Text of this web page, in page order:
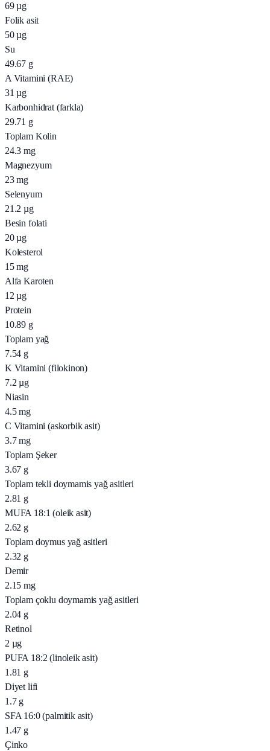
69 µg
Folik asit
50 µg
Su
49.67 g
A Vitamini (RAE)
31 µg
Karbonhidrat (farkla)
29.71 g
Toplam Kolin
24.3 mg
Magnezyum
23 mg
Selenyum
21.2 µg
Besin folati
20 µg
Kolesterol
15 mg
Alfa Karoten
12 µg
Protein
10.89 g
Toplam yağ
7.54 g
K Vitamini (filokinon)
7.2 µg
Niasin
4.5 mg
C Vitamini (askorbik asit)
3.7 mg
Toplam Şeker
3.67 g
Toplam tekli doymamis yağ asitleri
2.81 g
MUFA 18:1 (oleik asit)
2.62 g
Toplam doymus yağ asitleri
2.32 g
Demir
2.15 mg
Toplam çoklu doymamis yağ asitleri
2.04 g
Retinol
2 µg
PUFA 18:2 (linoleik asit)
1.81 g
Diyet lifi
1.7 g
SFA 16:0 (palmitik asit)
1.47 g
Çinko